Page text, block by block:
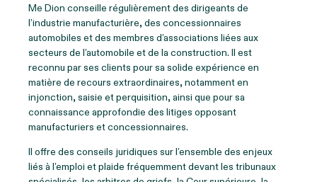
Me Dion conseille régulièrement des dirigeants de
l’industrie manufacturière, des concessionnaires
automobiles et des membres d’associations liées aux
secteurs de l’automobile et de la construction. Il est
reconnu par ses clients pour sa solide expérience en
matière de recours extraordinaires, notamment en
injonction, saisie et perquisition, ainsi que pour sa
connaissance approfondie des litiges opposant
manufacturiers et concessionnaires.
Il offre des conseils juridiques sur l’ensemble des enjeux
liés à l’emploi et plaide fréquemment devant les tribunaux